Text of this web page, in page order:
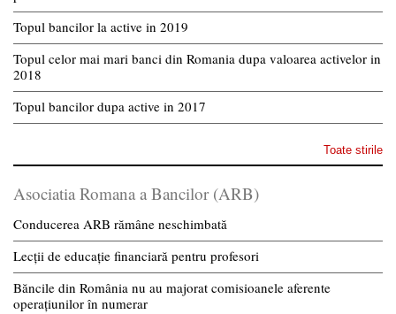
Topul bancilor la active in 2019
Topul celor mai mari banci din Romania dupa valoarea activelor in
2018
Topul bancilor dupa active in 2017
Toate stirile
Asociatia Romana a Bancilor (ARB)
Conducerea ARB rămâne neschimbată
Lecții de educație financiară pentru profesori
Băncile din România nu au majorat comisioanele aferente
operațiunilor în numerar